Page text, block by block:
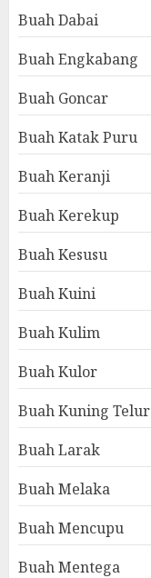
Buah Dabai
Buah Engkabang
Buah Goncar
Buah Katak Puru
Buah Keranji
Buah Kerekup
Buah Kesusu
Buah Kuini
Buah Kulim
Buah Kulor
Buah Kuning Telur
Buah Larak
Buah Melaka
Buah Mencupu
Buah Mentega